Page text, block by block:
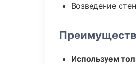
Возведение стен
Используем